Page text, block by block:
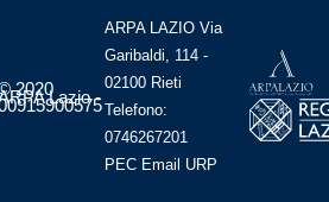
2020Lazio -
ARPA LAZIO Via
Garibaldi, 114 -
02100 Rieti
Telefono:
0746267201
PEC Email URP